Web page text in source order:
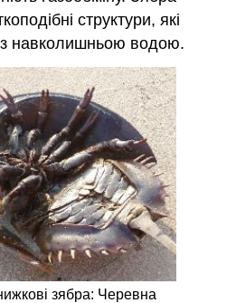
структури, які
навколишньою водою.
зябра: Черевна